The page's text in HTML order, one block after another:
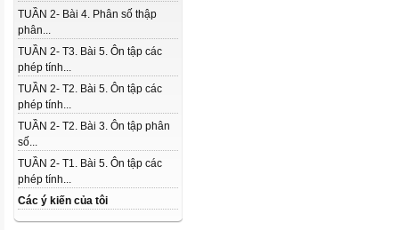
TUẦN 2- Bài 4. Phân số thập
phân...
TUẦN 2- T3. Bài 5. Ôn tập các
phép tính...
TUẦN 2- T2. Bài 5. Ôn tập các
phép tính...
TUẦN 2- T2. Bài 3. Ôn tập phân
số...
TUẦN 2- T1. Bài 5. Ôn tập các
phép tính...
Các ý kiến của tôi